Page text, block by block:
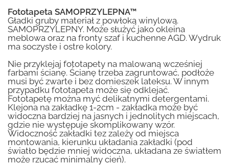
Fototapeta SAMOPRZYLEPNA™
Gładki gruby materiał z powłoką winylową.
SAMOPRZYLEPNY. Może służyć jako okleina
meblowa oraz na fronty szaf i kuchenne AGD. Wydruk
ma soczyste i ostre kolory.
Nie przyklejaj fototapety na malowaną wcześniej
farbami ścianę. Ścianę trzeba zagruntować, podłoże
musi być zwarte i bez domieszek lateksu. W innym
przypadku fototapeta może się odklejać.
Fototapetę można myć delikatnymi detergentami.
Klejona na zakładkę 1-2cm - zakładka może być
widoczna bardziej na jasnych i jednolitych miejscach,
gdzie nie występuje skomplikowany wzór.
Widoczność zakładki tez zależy od miejsca
montowania, kierunku układania zakładki (pod
światło będzie mniej widoczna, układana ze światłem
może rzucać minimalny cień).